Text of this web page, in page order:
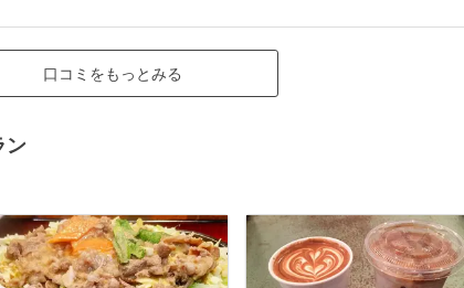
口コミをもっとみる
ン